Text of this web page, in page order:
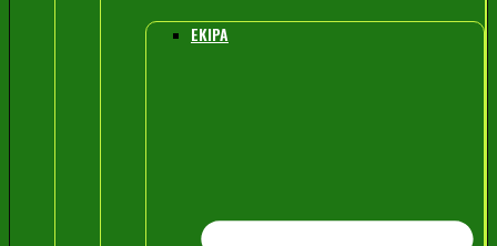
EKIPA